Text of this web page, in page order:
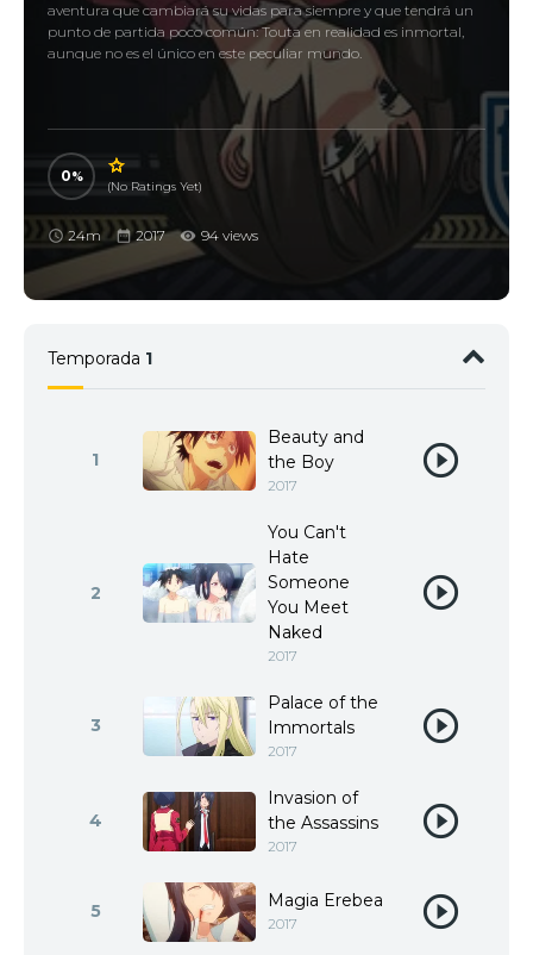
aventura que cambiará su vidas para siempre y que tendrá un
punto de partida poco común: Touta en realidad es inmortal,
aunque no es el único en este peculiar mundo.
0
(No Ratings Yet)
24m 2017 94 views
Temporada 1
1
Beauty and
the Boy
2017
2
You Can't
Hate
Someone
You Meet
Naked
2017
3
Palace of the
Immortals
2017
4
Invasion of
the Assassins
2017
5 Magia Erebea
2017